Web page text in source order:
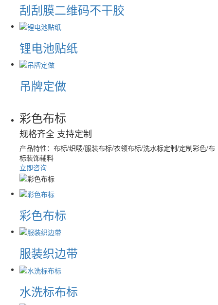
刮刮膜二维码不干胶
锂电池贴纸
吊牌定做
彩色布标
规格齐全 支持定制
产品特性： 布标/织唛/服装布标/衣领布标/洗水标定制/定制彩色/布
标装饰辅料
立即咨询
彩色布标
服装织边带
水洗标布标